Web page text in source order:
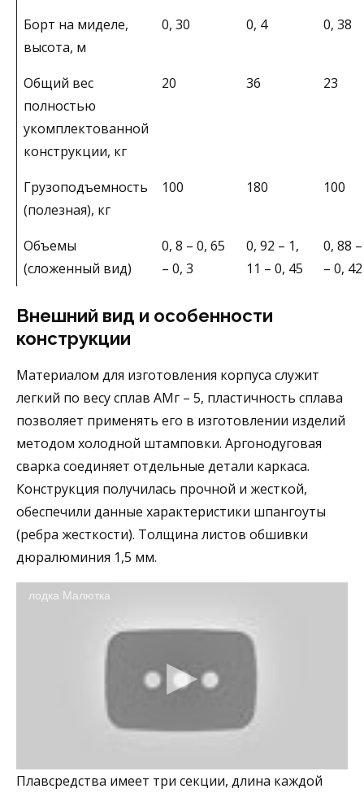
Борт на миделе,
высота, м
0, 30 0, 4 0, 38
Общий вес
полностью
укомплектованной
конструкции, кг
20 36 23
Грузоподъемность
(полезная), кг
100 180 100
Объемы
(сложенный вид)
0, 8 – 0, 65
– 0, 3
0, 92 – 1,
11 – 0, 45
0, 88
– 0, 42
Внешний вид и особенности
конструкции
Материалом для изготовления корпуса служит
легкий по весу сплав АМг – 5, пластичность сплава
позволяет применять его в изготовлении изделий
методом холодной штамповки. Аргонодуговая
сварка соединяет отдельные детали каркаса.
Конструкция получилась прочной и жесткой,
обеспечили данные характеристики шпангоуты
(ребра жесткости). Толщина листов обшивки
дюралюминия 1,5 мм.
лодка Малютка
Плавсредства имеет три секции, длина каждой